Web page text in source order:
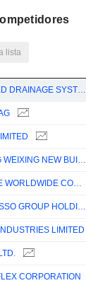
lista
ADVANCED DRAINAGE SYSTEMS, INC.
ZHEJIANG WEIXING NEW BUILDING MATERIALS CO., LTD.
RELIANCE WORLDWIDE CORPORATION LIMITED
CHINA LESSO GROUP HOLDINGS LIMITED
LIMITED
CORPORATION